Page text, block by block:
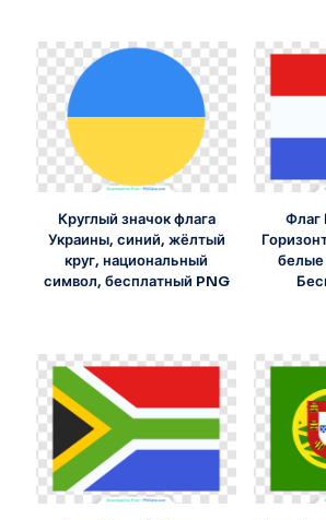
Круглый значок флага
Украины, синий, жёлтый
круг, национальный
символ, бесплатный PNG
Флаг